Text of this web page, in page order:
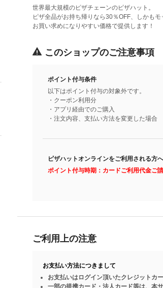
世界最大規模のピザチェーンのピザハット。
ピザ全品がお持ち帰りなら30％OFF、しかも
お買い求めになりやすい価格で提供します！
このショップのご注意事項
ポイント付与条件
以下はポイント付与の対象外です。
・クーポン利用分
・アプリ経由でのご購入
・注文内容、支払い方法を変更した場合
ピザハットオンラインをご利用される方へ
ポイント付与時期：カードご利用代金ご
ご利用上の注意
お支払い方法につきまして
お支払いはログイン頂いたクレジットカ
一部の提携カード・法人カード等は、本